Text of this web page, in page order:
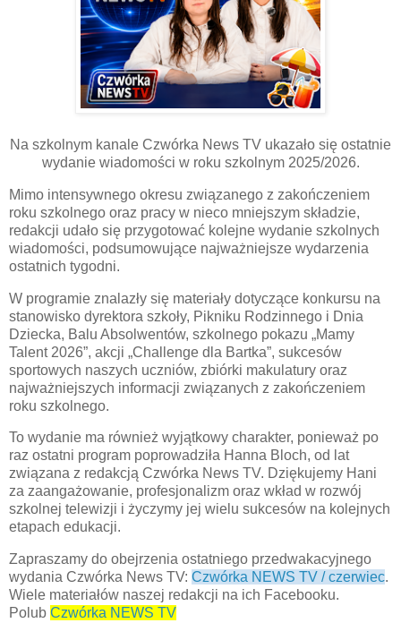
Na szkolnym kanale Czwórka News TV ukazało się ostatnie
wydanie wiadomości w roku szkolnym 2025/2026.
Mimo intensywnego okresu związanego z zakończeniem
roku szkolnego oraz pracy w nieco mniejszym składzie,
redakcji udało się przygotować kolejne wydanie szkolnych
wiadomości, podsumowujące najważniejsze wydarzenia
ostatnich tygodni.
W programie znalazły się materiały dotyczące konkursu na
stanowisko dyrektora szkoły, Pikniku Rodzinnego i Dnia
Dziecka, Balu Absolwentów, szkolnego pokazu „Mamy
Talent 2026”, akcji „Challenge dla Bartka”, sukcesów
sportowych naszych uczniów, zbiórki makulatury oraz
najważniejszych informacji związanych z zakończeniem
roku szkolnego.
To wydanie ma również wyjątkowy charakter, ponieważ po
raz ostatni program poprowadziła Hanna Bloch, od lat
związana z redakcją Czwórka News TV. Dziękujemy Hani
za zaangażowanie, profesjonalizm oraz wkład w rozwój
szkolnej telewizji i życzymy jej wielu sukcesów na kolejnych
etapach edukacji.
Zapraszamy do obejrzenia ostatniego przedwakacyjnego
wydania Czwórka News TV: Czwórka NEWS TV / czerwiec.
Wiele materiałów naszej redakcji na ich Facebooku.
Polub Czwórka NEWS TV